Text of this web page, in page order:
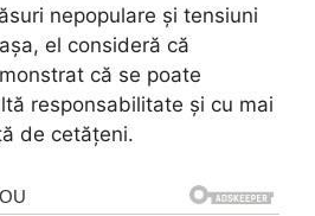
nepopulare și tensiuni
el consideră că
că se poate
responsabilitate și cu mai
de cetățeni.